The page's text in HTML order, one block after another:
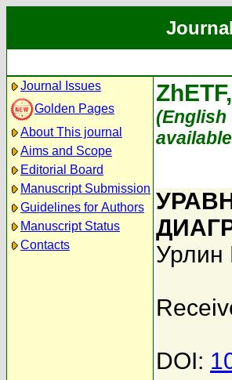
Journal Issues
Golden Pages
About This journal
Aims and Scope
Editorial Board
Manuscript Submission
Guidelines for Authors
Manuscript Status
Contacts
ZhETF,
(English
Урлин
DOI: